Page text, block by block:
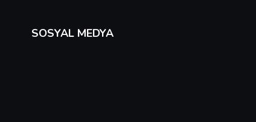
SOSYAL MEDYA